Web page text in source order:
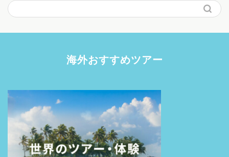
海外おすすめツアー